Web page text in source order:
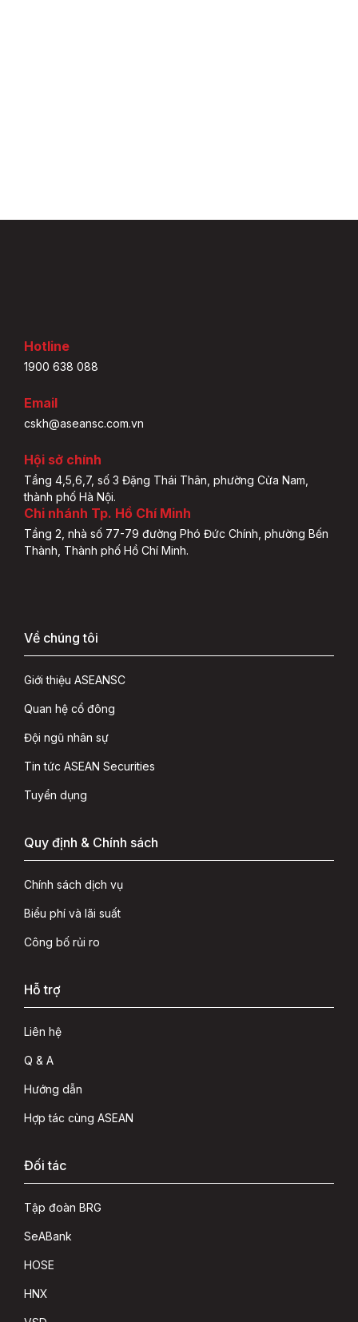
Hotline
1900 638 088
Email
cskh@aseansc.com.vn
Hội sở chính
Tầng 4,5,6,7, số 3 Đặng Thái Thân, phường Cửa Nam,
thành phố Hà Nội.
Chi nhánh Tp. Hồ Chí Minh
Tầng 2, nhà số 77-79 đường Phó Đức Chính, phường Bến
Thành, Thành phố Hồ Chí Minh.
Về chúng tôi
Giới thiệu ASEANSC
Quan hệ cổ đông
Đội ngũ nhân sự
Tin tức ASEAN Securities
Tuyển dụng
Quy định & Chính sách
Chính sách dịch vụ
Biểu phí và lãi suất
Công bố rủi ro
Hỗ trợ
Liên hệ
Q & A
Hướng dẫn
Hợp tác cùng ASEAN
Đối tác
Tập đoàn BRG
SeABank
HOSE
HNX